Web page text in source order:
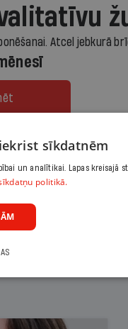
Atcel jebkurā
meklē šeit
sīkdatnēm
un analītikai. Lapas kreisajā
politikā.